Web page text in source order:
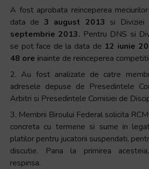
A fost aprobata reinceperea
data de 3 august 2013 si
septembrie 2013. Pentru DNS si
se pot face de la data de 12 iunie
48 ore inainte de reinceperea
2. Au fost analizate de catre
adresele depuse de Presedintele
Arbitri si Presedintele Comisiei de
3. Membrii Biroului Federal solicita
concreta cu termene si sume in
platilor pentru jucatorii suspendati,
discutie. Pana la primirea
respinsa.